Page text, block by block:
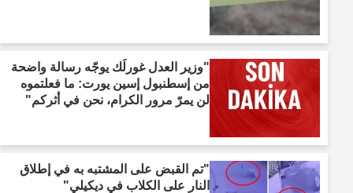
"وزير العدل غورلَك يوجّه رسالة واضحة
من إسطنبول إسين يورت: ما فعلتموه
لن يمرّ مرور الكرام، نحن في أثركم"
"تم القبض على المشتبه به في إطلاق
النار على الكلاب في ديكيلي"